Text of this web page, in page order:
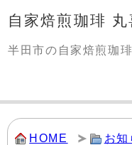
自家焙煎珈琲
半田市の自家焙煎珈
HOME お知